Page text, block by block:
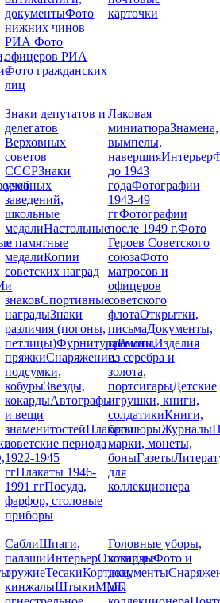
документыФото
нижних чинов
РИАФото
офицеров РИА
Фото гражданских
лиц
карточки
Знаки депутатов и
делегатов
Верховных
советов
СССРЗнаки
учебных
заведений,
школьные
медалиНастольные
и памятные
медалиКопии
советских наград
и
знаковСпортивные
наградыЗнаки
различия (погоны,
петлицы)ФурнитураРемни,
пряжкиСнаряжение,
подсумки,
кобурыЗвезды,
кокардыАвтографы
и вещи
знаменитостейПлакаты
советские периода
1922-1945
ггПлакаты 1946-
1991 ггПосуда,
фарфор, столовые
приборы
Лаковая
миниатюраЗнамена,
вымпелы,
навершияИнтерьер
до 1943
годаФотографии
1943-49
ггФотографии
после 1949 г.Фото
Героев Советского
союзаФото
матросов и
офицеров
советского
флотаОткрытки,
письмаДокументы,
грамотыИзделия
из серебра и
золота,
портсигарыДетские
игрушки, книги,
солдатикиКниги,
брошюрыЖурналы
марки, монеты,
боныГазеты
для
коллекционера
СаблиШпаги,
палашиИнтерьерОхотничье
оружиеТесакиКортики,
кинжалыШтыкиММГ,
Головные уборы,
кокардыФото и
документы
для